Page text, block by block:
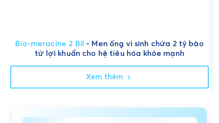
Bio-meracine 2 Bil - Men ống vi sinh chứa 2 tỷ bào
tử lợi khuẩn cho hệ tiêu hóa khỏe mạnh
Xem thêm